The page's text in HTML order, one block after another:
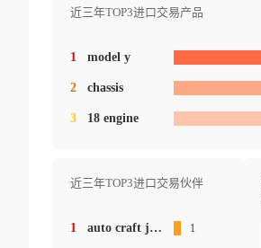
近三年TOP3进口交易产品
1 model y
2 chassis
3 18 engine
近三年TOP3进口交易伙伴
1 auto craft japan co.ltd. 1